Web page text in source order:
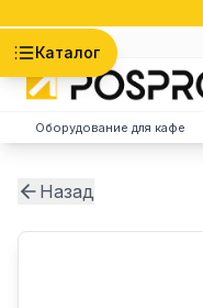
Каталог
Оборудование для кафе
Назад